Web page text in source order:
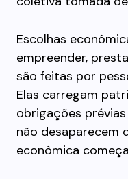
Escolhas
empreender,
são feitas por
Elas carregam
obrigações
não desaparecem
econômica